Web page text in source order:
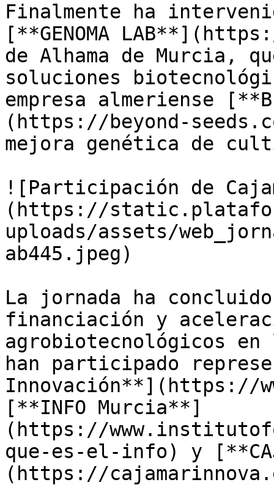
Finalmente ha
[**GENOMA
de Alhama de Murcia,
soluciones
empresa almeriense
(https://beyond-
mejora genética de
![Participación de
(https://
uploads/assets/
ab445.jpeg)
La jornada ha
financiación y
agrobiotecnológicos en
han participado
Innovación**](https://
[**INFO Murcia**]
(https://
que-es-el-info) y
(https://